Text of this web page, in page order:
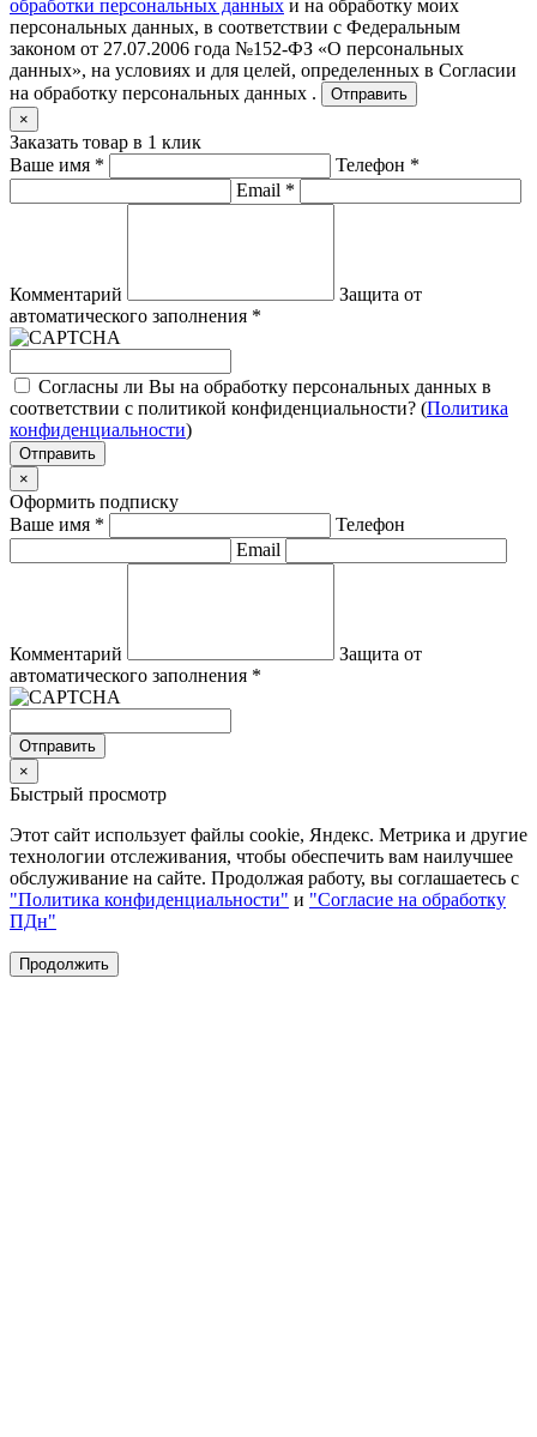
обработки персональных данных и на обработку моих
персональных данных, в соответствии с Федеральным
законом от 27.07.2006 года №152-ФЗ «О персональных
данных», на условиях и для целей, определенных в Согласии
на обработку персональных данных .
Отправить
×
Заказать товар в 1 клик
Ваше имя * Телефон *
Email *
Комментарий
Защита от
автоматического заполнения *
Согласны ли Вы на обработку персональных данных в
соответствии с политикой конфиденциальности? (Политика
конфиденциальности)
Отправить
×
Оформить подписку
Ваше имя *
Телефон
Email
Комментарий
Защита от
автоматического заполнения *
Отправить
×
Быстрый просмотр
Этот сайт использует файлы cookie, Яндекс. Метрика и другие
технологии отслеживания, чтобы обеспечить вам наилучшее
обслуживание на сайте. Продолжая работу, вы соглашаетесь с
"Политика конфиденциальности" и "Согласие на обработку
ПДн"
Продолжить